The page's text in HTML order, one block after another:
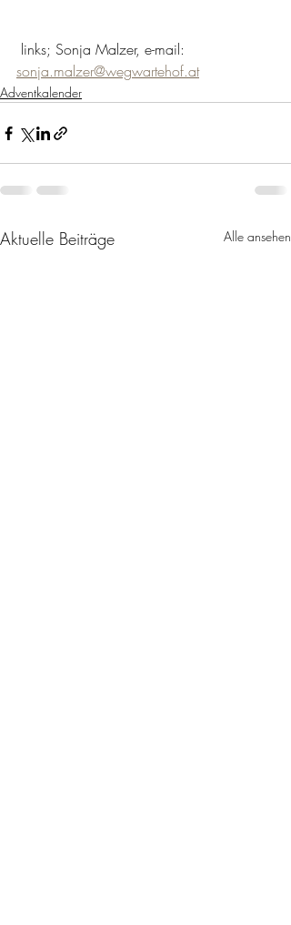
links; Sonja Malzer, e-mail:
sonja.malzer@wegwartehof.at
Adventkalender
Aktuelle Beiträge Alle ansehen